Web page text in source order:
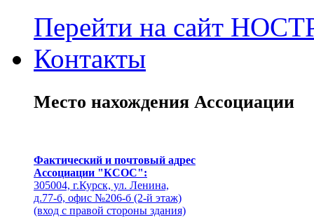
Перейти на сайт
Контакты
Место нахождения Ассоциации
Фактический и почтовый адрес
Ассоциации "КСОС":
305004, г.Курск, ул. Ленина,
д.77-б, офис №206-б (2-й этаж)
(вход с правой стороны здания)